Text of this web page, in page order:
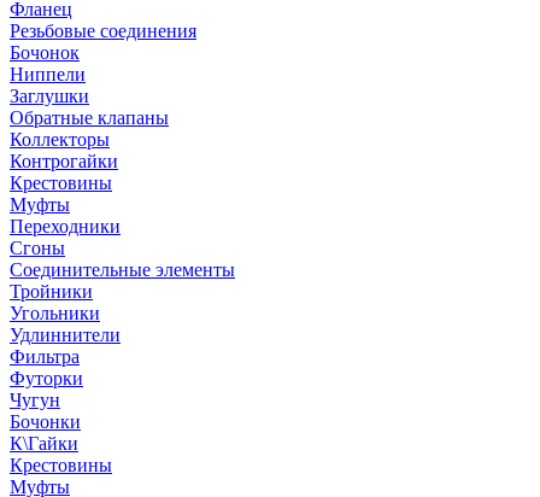
Фланец
Резьбовые соединения
Бочонок
Ниппели
Заглушки
Обратные клапаны
Коллекторы
Контрогайки
Крестовины
Муфты
Переходники
Сгоны
Соединительные элементы
Тройники
Угольники
Удлиннители
Фильтра
Футорки
Чугун
Бочонки
К\Гайки
Крестовины
Муфты